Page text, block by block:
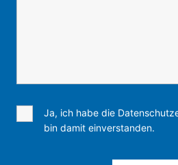
Ja, ich habe die
bin damit einverstanden.